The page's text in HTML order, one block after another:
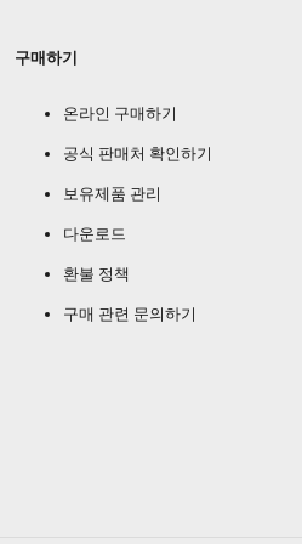
구매하기
온라인 구매하기
공식 판매처 확인하기
보유제품 관리
다운로드
환불 정책
구매 관련 문의하기